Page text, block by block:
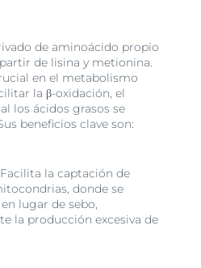
de aminoácido propio
de lisina y metionina.
en el metabolismo
la β-oxidación, el
los ácidos grasos se
beneficios clave son:
Facilita la captación de
donde se
lugar de sebo,
la producción excesiva de